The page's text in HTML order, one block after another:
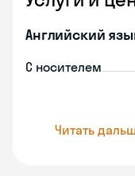
Английский
С носителем
Читать